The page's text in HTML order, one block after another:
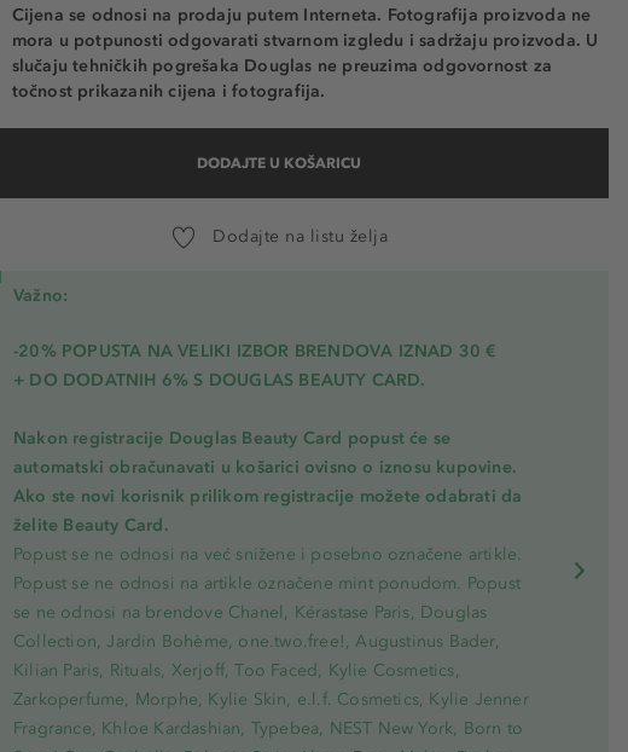
Cijena se odnosi na prodaju putem Interneta. Fotografija proizvoda ne
mora u potpunosti odgovarati stvarnom izgledu i sadržaju proizvoda. U
slučaju tehničkih pogrešaka Douglas ne preuzima odgovornost za
točnost prikazanih cijena i fotografija.
DODAJTE U KOŠARICU
Dodajte na listu želja
Važno:
-20% POPUSTA NA VELIKI IZBOR BRENDOVA IZNAD 30 €
+ DO DODATNIH 6% S DOUGLAS BEAUTY CARD.
Nakon registracije Douglas Beauty Card popust će se
automatski obračunavati u košarici ovisno o iznosu kupovine.
Ako ste novi korisnik prilikom registracije možete odabrati da
želite Beauty Card.
Popust se ne odnosi na već snižene i posebno označene artikle.
Popust se ne odnosi na artikle označene mint ponudom. Popust
se ne odnosi na brendove Chanel, Kérastase Paris, Douglas
Collection, Jardin Bohème, one.two.free!, Augustinus Bader,
Kilian Paris, Rituals, Xerjoff, Too Faced, Kylie Cosmetics,
Zarkoperfume, Morphe, Kylie Skin, e.l.f. Cosmetics, Kylie Jenner
Fragrance, Khloe Kardashian, Typebea, NEST New York, Born to